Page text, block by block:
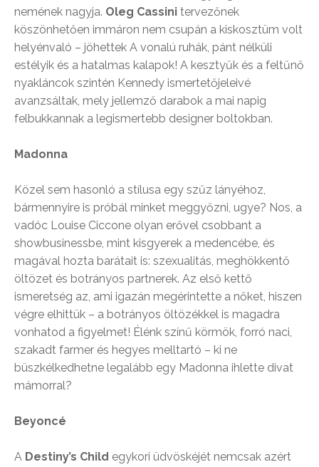
nemének nagyja. Oleg Cassini tervezőnek
köszönhetően immáron nem csupán a kiskosztüm volt
helyénvaló – jöhettek A vonalú ruhák, pánt nélküli
estélyik és a hatalmas kalapok! A kesztyűk és a feltűnő
nyakláncok szintén Kennedy ismertetőjeleivé
avanzsáltak, mely jellemző darabok a mai napig
felbukkannak a legismertebb designer boltokban.
Madonna
Közel sem hasonló a stílusa egy szűz lányéhoz,
bármennyire is próbál minket meggyőzni, ugye? Nos, a
vadóc Louise Ciccone olyan erővel csobbant a
showbusinessbe, mint kisgyerek a medencébe, és
magával hozta barátait is: szexualitás, meghökkentő
öltözet és botrányos partnerek. Az első kettő
ismeretség az, ami igazán megérintette a nőket, hiszen
végre elhittük – a botrányos öltözékkel is magadra
vonhatod a figyelmet! Élénk színű körmök, forró naci,
szakadt farmer és hegyes melltartó – ki ne
büszkélkedhetne legalább egy Madonna ihlette divat
mámorral?
Beyoncé
A Destiny’s Child egykori üdvöskéjét nemcsak azért